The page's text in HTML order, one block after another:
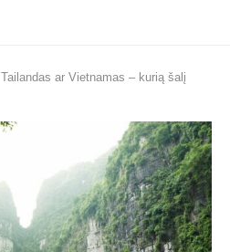
Tailandas ar Vietnamas – kurią šalį